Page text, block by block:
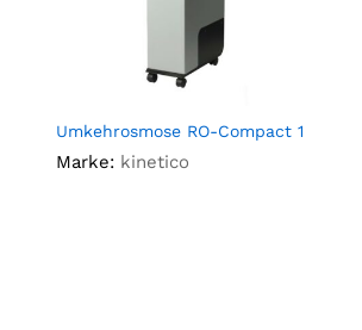
Umkehrosmose RO-Compact 1
Marke: kinetico